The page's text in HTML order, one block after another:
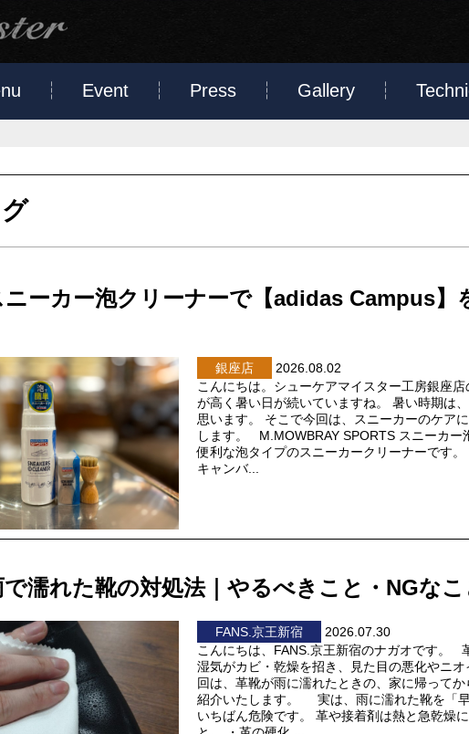
Event Press Gallery
ニーカー泡クリーナーで【adidas Campus】
銀座店
2026.08.02
こんにちは。シューケアマイスター工房銀座
が高く暑い日が続いていますね。 暑い時期は
思います。 そこで今回は、スニーカーのケア
します。 M.MOWBRAY SPORTS スニーカー
便利な泡タイプのスニーカークリーナーです。
キャンバ...
で濡れた靴の対処法｜やるべきこと・NGなこ
FANS.京王新宿
2026.07.30
こんにちは、FANS.京王新宿のナガオです。
湿気がカビ・乾燥を招き、見た目の悪化やニ
回は、革靴が雨に濡れたときの、家に帰って
紹介いたします。 実は、雨に濡れた靴を「
いちばん危険です。 革や接着剤は熱と急乾燥